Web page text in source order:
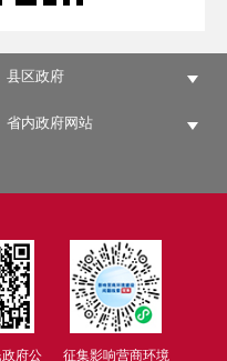
县区政府
省内政府网站
府公
征集影响营商环境